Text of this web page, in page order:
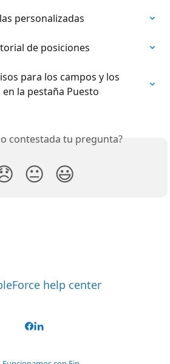
personalizadas
de posiciones
para los campos y los
la pestaña Puesto
contestada tu pregunta?
😐 😃